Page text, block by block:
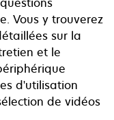
Vous y trouverez
sur la
et le
d'utilisation
de vidéos